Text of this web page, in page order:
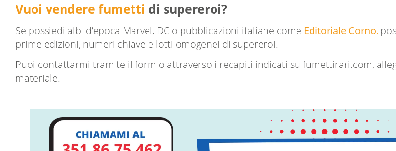
Vuoi vendere fumetti di supereroi?
Se possiedi albi d’epoca Marvel, DC o pubblicazioni italiane come Editoriale Corno,
prime edizioni, numeri chiave e lotti omogenei di supereroi.
Puoi contattarmi tramite il form o attraverso i recapiti indicati su fumettirari.com,
materiale.